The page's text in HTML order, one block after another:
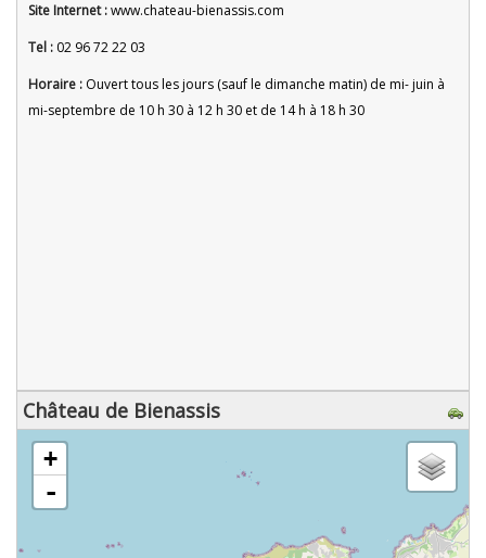
Site Internet :www.chateau-bienassis.com
Tel : 02 96 72 22 03
Horaire : Ouvert tous les jours (sauf le dimanche matin) de mi- juin à
mi-septembre de 10 h 30 à 12 h 30 et de 14 h à 18 h 30
Château de Bienassis
chargement de la carte - veuillez patienter...
+
-